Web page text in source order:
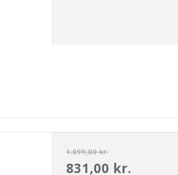
1.099,00 kr.
831,00 kr.